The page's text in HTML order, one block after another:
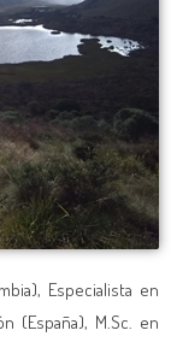
Especialista en
(España), M.Sc. en